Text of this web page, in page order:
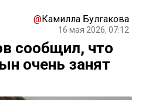
@Камилла Булгакова
16 мая 2026, 07:12
сообщил, что
очень занят